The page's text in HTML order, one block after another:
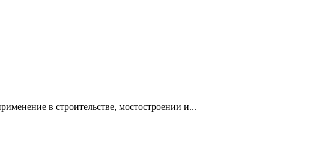
в строительстве, мостостроении и...